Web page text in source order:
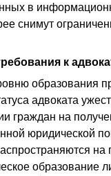
в
снимут
к
образования
адвоката
граждан на
юридической
на
образование